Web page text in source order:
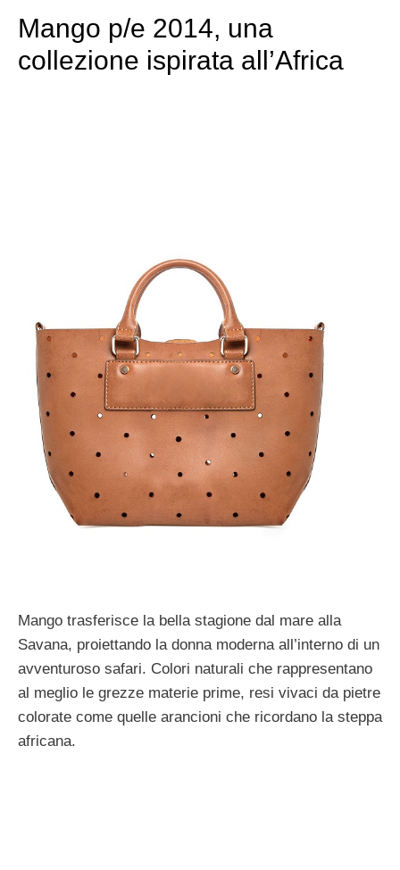
Mango p/e 2014, una
collezione ispirata all’Africa
Mango trasferisce la bella stagione dal mare alla
Savana, proiettando la donna moderna all’interno di un
avventuroso safari. Colori naturali che rappresentano
al meglio le grezze materie prime, resi vivaci da pietre
colorate come quelle arancioni che ricordano la steppa
africana.